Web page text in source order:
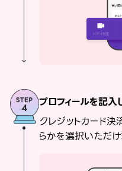
プロフィールを記
クレジットカード決
らかを選択いただけ